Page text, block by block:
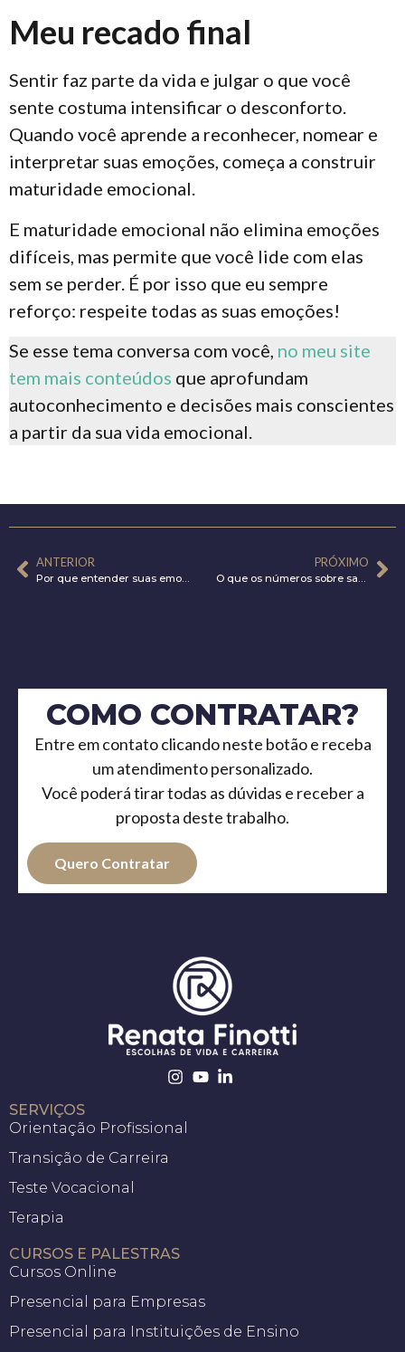
Meu recado final
Sentir faz parte da vida e julgar o que você
sente costuma intensificar o desconforto.
Quando você aprende a reconhecer, nomear e
interpretar suas emoções, começa a construir
maturidade emocional.
E maturidade emocional não elimina emoções
difíceis, mas permite que você lide com elas
sem se perder. É por isso que eu sempre
reforço: respeite todas as suas emoções!
Se esse tema conversa com você, no meu site
tem mais conteúdos que aprofundam
autoconhecimento e decisões mais conscientes
a partir da sua vida emocional.
ANTERIOR PRÓXIMO
COMO CONTRATAR?
Entre em contato clicando neste botão e receba
um atendimento personalizado.
Você poderá tirar todas as dúvidas e receber a
proposta deste trabalho.
Quero Contratar
SERVIÇOS
Orientação Profissional
Transição de Carreira
Teste Vocacional
Terapia
CURSOS E PALESTRAS
Cursos Online
Presencial para Empresas
Presencial para Instituições de Ensino